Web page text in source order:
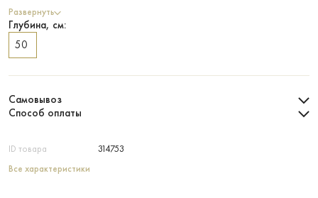
ID товара 314753
Все характеристики
Развернуть
Глубина, см:
50
Самовывоз
Способ оплаты